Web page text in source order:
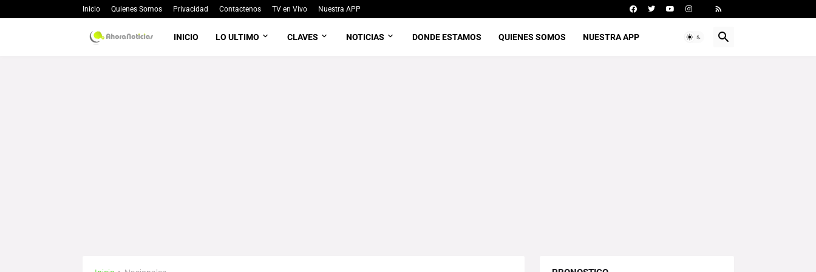
Inicio Quienes Somos Privacidad Contactenos TV en Vivo Nuestra APP
INICIO LO ULTIMO CLAVES NOTICIAS DONDE ESTAMOS QUIENES SOMOS NUESTRA APP